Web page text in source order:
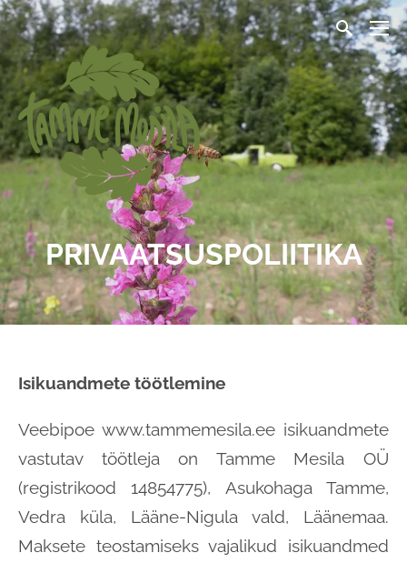
PRIVAATSUSPOLIITIKA
Isikuandmete töötlemine
Veebipoe www.tammemesila.ee isikuandmete
vastutav töötleja on Tamme Mesila OÜ
(registrikood 14854775), Asukohaga Tamme,
Vedra küla, Lääne-Nigula vald, Läänemaa.
Maksete teostamiseks vajalikud isikuandmed